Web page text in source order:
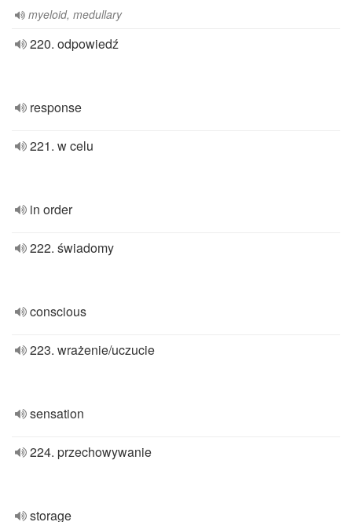
myeloid, medullary
220. odpowiedź
response
221. w celu
in order
222. świadomy
conscious
223. wrażenie/uczucie
sensation
224. przechowywanie
storage